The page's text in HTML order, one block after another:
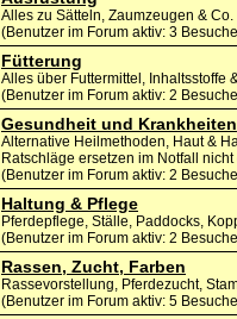
Alles zu Sätteln, Zaumzeugen & Co.
(Benutzer im Forum aktiv: 3
Fütterung
Alles über Futtermittel, Inhaltsstoffe
(Benutzer im Forum aktiv: 2
Gesundheit und Krankheiten
Alternative Heilmethoden, Haut &
Ratschläge ersetzen im Notfall
(Benutzer im Forum aktiv: 2
Haltung & Pflege
Pferdepflege, Ställe, Paddocks,
(Benutzer im Forum aktiv: 2
Rassen, Zucht, Farben
Rassevorstellung, Pferdezucht,
(Benutzer im Forum aktiv: 5